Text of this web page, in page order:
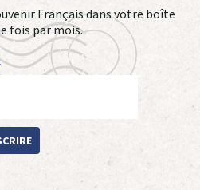
Français dans votre boîte
fois par mois.